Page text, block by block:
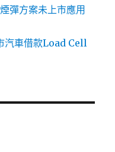
彈方案未上市應用
汽車借款Load Cell